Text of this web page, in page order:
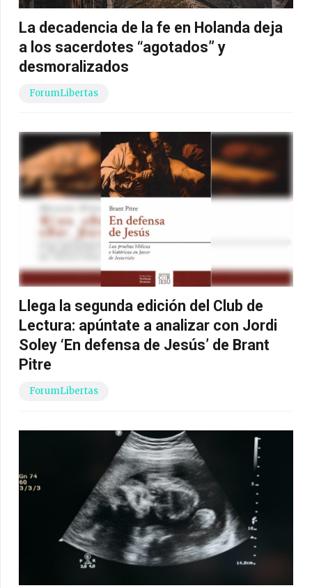
La decadencia de la fe en Holanda deja
a los sacerdotes “agotados” y
desmoralizados
ForumLibertas
Llega la segunda edición del Club de
Lectura: apúntate a analizar con Jordi
Soley ‘En defensa de Jesús’ de Brant
Pitre
ForumLibertas